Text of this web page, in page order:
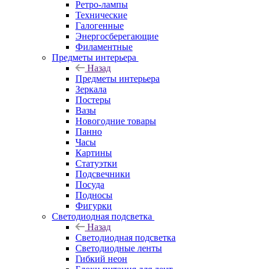
Ретро-лампы
Технические
Галогенные
Энергосберегающие
Филаментные
Предметы интерьера
Назад
Предметы интерьера
Зеркала
Постеры
Вазы
Новогодние товары
Панно
Часы
Картины
Статуэтки
Подсвечники
Посуда
Подносы
Фигурки
Светодиодная подсветка
Назад
Светодиодная подсветка
Светодиодные ленты
Гибкий неон